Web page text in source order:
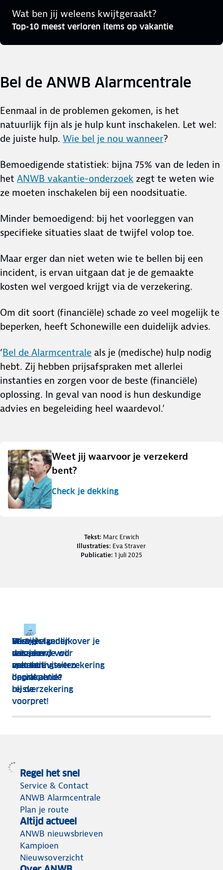
Wat ben jij weleens kwijtgeraakt?
Top-10 meest verloren items op vakantie
Bel de ANWB Alarmcentrale
Eenmaal in de problemen gekomen, is het
natuurlijk fijn als je hulp kunt inschakelen. Let wel:
de juiste hulp. Wie bel je nou wanneer?
Bemoedigende statistiek: bijna 75% van de leden in
het ANWB vakantie-onderzoek zegt te weten wie
ze moeten inschakelen bij een noodsituatie.
Minder bemoedigend: bij het voorleggen van
specifieke situaties slaat de twijfel volop toe.
Maar erger dan niet weten wie te bellen bij een
incident, is ervan uitgaan dat je de gemaakte
kosten wel vergoed krijgt via de verzekering.
Om dit soort (financiële) schade zo veel mogelijk te
beperken, heeft Schonewille een duidelijk advies.
‘Bel de Alarmcentrale als je (medische) hulp nodig
hebt. Zij hebben prijsafspraken met allerlei
instanties en zorgen voor de beste (financiële)
oplossing. In geval van nood is hun deskundige
advies en begeleiding heel waardevol.’
Weet jij waarvoor je verzekerd
bent?
Check je dekking
Tekst: Marc Erwich
Illustraties: Eva Straver
Publicatie:1 juli 2025
Misverstanden over je
reis- en
annuleringsverzekering
Ben jij eigenlijk
verzekerd voor
sportactiviteiten
op vakantie?
Vertrek
wanneer je wil
met een
doorlopende
reisverzekering
Wist je
dat: jouw
vakantie
begint al
bij de
voorpret!
Regel het snel
Service & Contact
ANWB Alarmcentrale
Plan je route
Altijd actueel
ANWB nieuwsbrieven
Kampioen
Nieuwsoverzicht